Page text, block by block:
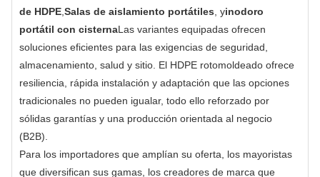
de HDPE Salas de aislamiento portátiles , yinodoro
portátil con cisternaLas variantes equipadas ofrecen
soluciones eficientes para las exigencias de seguridad,
almacenamiento, salud y sitio. El HDPE rotomoldeado ofrece
resiliencia, rápida instalación y adaptación que las opciones
tradicionales no pueden igualar, todo ello reforzado por
sólidas garantías y una producción orientada al negocio
(B2B).
Para los importadores que amplían su oferta, los mayoristas
que diversifican sus gamas, los creadores de marca que